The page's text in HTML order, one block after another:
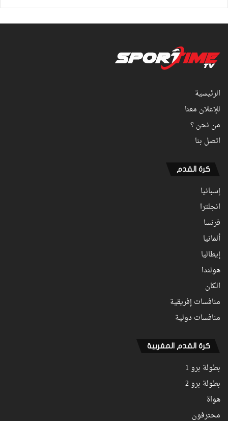
الرئيسية
للإعلان معنا
من نحن ؟
اتصل بنا
كرة القدم
إسبانيا
انجلترا
فرنسا
ألمانيا
إيطاليا
هولندا
الكان
منافسات إفريقية
منافسات دولية
كرة القدم المغربية
بطولة برو 1
بطولة برو 2
هواة
محترفون